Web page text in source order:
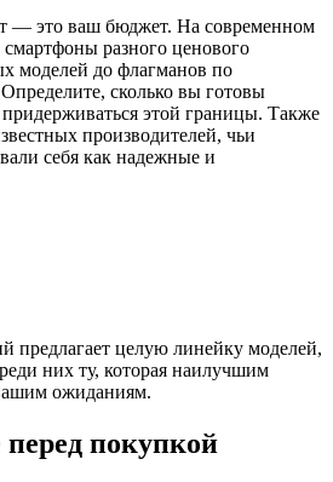
— это ваш бюджет. На современном
разного ценового
моделей до флагманов по
сколько вы готовы
придерживаться этой границы. Также
производителей, чьи
себя как надежные и
предлагает целую линейку моделей,
них ту, которая наилучшим
ожиданиям.
покупкой